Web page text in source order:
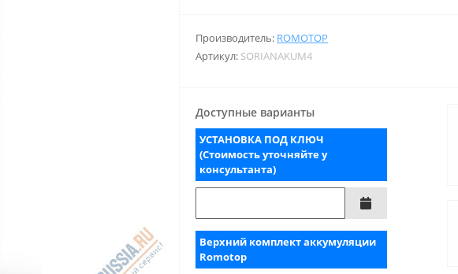
Производитель: ROMOTOP
Артикул: SORIANAKUM4
Доступные варианты
УСТАНОВКА ПОД КЛЮЧ
(Стоимость уточняйте у
консультанта)
Верхний комплект аккумуляции
Romotop